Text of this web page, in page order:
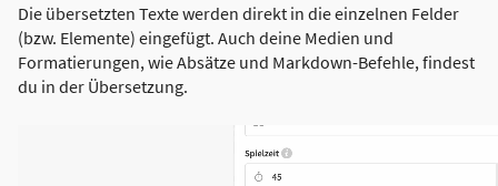
Die übersetzten Texte werden direkt in die einzelnen Felder
(bzw. Elemente) eingefügt. Auch deine Medien und
Formatierungen, wie Absätze und Markdown-Befehle, findest
du in der Übersetzung.